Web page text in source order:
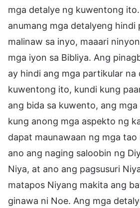
mga detalye ng kuwentong
anumang mga detalyeng hindi
malinaw sa inyo, maaari
mga iyon sa Bibliya. Ang
ay hindi ang mga partikular na
kuwentong ito, kundi kung
ang bida sa kuwento, ang
kung anong mga aspekto ng
dapat maunawaan ng mga
ano ang naging saloobin ng
Niya, at ano ang pagsusuri
matapos Niyang makita ang
ginawa ni Noe. Ang mga